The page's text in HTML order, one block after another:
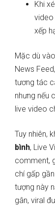
Khi
video
xếp
Mặc dù
News
tương tác
nhưng nếu
live video
Tuy nhiên,
bình, Live
comment,
chí gấp
tượng này
gân, viral